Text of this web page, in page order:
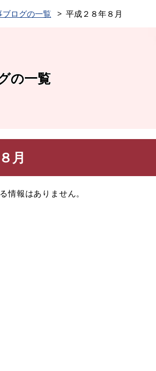
ブログの一覧 平成２８年８月
の一覧
月
情報はありません。